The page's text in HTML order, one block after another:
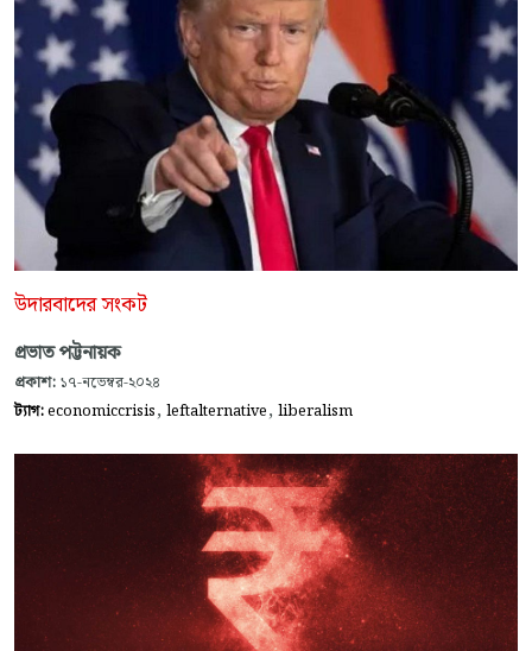
উদারবাদের সংকট
প্রভাত পট্টনায়ক
প্রকাশ: ১৭-নভেম্বর-২০২৪
ট্যাগ:economiccrisis, leftalternative, liberalism